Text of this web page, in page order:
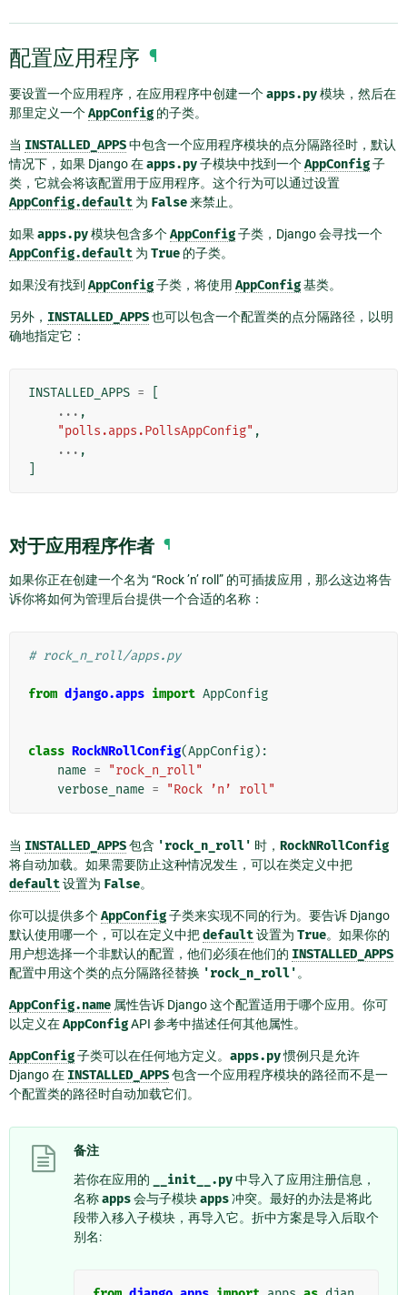
配置应用程序 ¶
要设置一个应用程序，在应用程序中创建一个apps.py模块，然后在
那里定义一个AppConfig 的子类。
当 INSTALLED_APPS中包含一个应用程序模块的点分隔路径时，默认
情况下，如果 Django 在apps.py子模块中找到一个AppConfig子
类，它就会将该配置用于应用程序。这个行为可以通过设置
AppConfig.default 为 False来禁止。
如果apps.py模块包含多个AppConfig子类，Django 会寻找一个
AppConfig.default 为 True 的子类。
如果没有找到 AppConfig子类，将使用 AppConfig基类。
另外， INSTALLED_APPS也可以包含一个配置类的点分隔路径，以明
确地指定它：
INSTALLED_APPS =
... ,
"polls.apps.PollsAppConfig" ,
... ,
对于应用程序作者 ¶
如果你正在创建一个名为 “Rock ’n’ roll” 的可插拔应用，那么这边将告
诉你将如何为管理后台提供一个合适的名称：
# rock_n_roll/apps.py
from django.apps import AppConfig
class RockNRollConfig(AppConfig):
name =
"rock_n_roll"
verbose_name = "Rock ’n’ roll"
当 INSTALLED_APPS包含 'rock_n_roll' 时， RockNRollConfig
将自动加载。如果需要防止这种情况发生，可以在类定义中把
default设置为 False。
你可以提供多个AppConfig子类来实现不同的行为。要告诉 Django
默认使用哪一个，可以在定义中把default设置为 True。如果你的
用户想选择一个非默认的配置，他们必须在他们的 INSTALLED_APPS
配置中用这个类的点分隔路径替换 'rock_n_roll' 。
AppConfig.name 属性告诉 Django 这个配置适用于哪个应用。你可
以定义在AppConfigAPI 参考中描述任何其他属性。
AppConfig子类可以在任何地方定义。 apps.py惯例只是允许
Django 在 INSTALLED_APPS包含一个应用程序模块的路径而不是一
个配置类的路径时自动加载它们。
备注
若你在应用的 __init__.py中导入了应用注册信息，
名称apps会与子模块apps冲突。最好的办法是将此
段带入移入子模块，再导入它。折中方案是导入后取个
别名: